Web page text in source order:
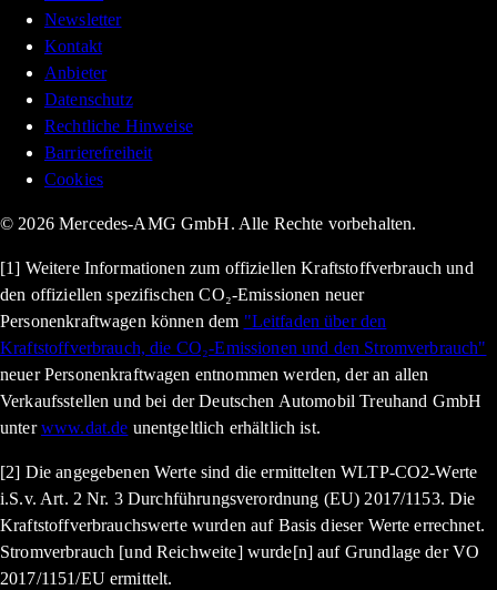
Newsletter
Kontakt
Anbieter
Datenschutz
Rechtliche Hinweise
Barrierefreiheit
Cookies
© 2026 Mercedes-AMG GmbH. Alle Rechte vorbehalten.
[1] Weitere Informationen zum offiziellen Kraftstoffverbrauch und
den offiziellen spezifischen CO₂-Emissionen neuer
Personenkraftwagen können dem "Leitfaden über den
Kraftstoffverbrauch, die CO₂-Emissionen und den Stromverbrauch"
neuer Personenkraftwagen entnommen werden, der an allen
Verkaufsstellen und bei der Deutschen Automobil Treuhand GmbH
unterwww.dat.de unentgeltlich erhältlich ist.
[2] Die angegebenen Werte sind die ermittelten WLTP-CO2-Werte
i.S.v. Art. 2 Nr. 3 Durchführungsverordnung (EU) 2017/1153. Die
Kraftstoffverbrauchswerte wurden auf Basis dieser Werte errechnet.
Stromverbrauch [und Reichweite] wurde[n] auf Grundlage der VO
2017/1151/EU ermittelt.